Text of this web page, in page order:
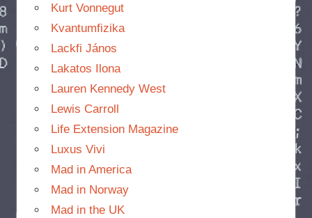
Kurt Vonnegut
Kvantumfizika
Lackfi János
Lakatos Ilona
Lauren Kennedy West
Lewis Carroll
Life Extension Magazine
Luxus Vivi
Mad in America
Mad in Norway
Mad in the UK